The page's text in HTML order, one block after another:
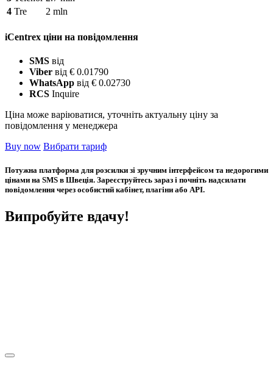
4 Tre 2 mln
iCentrex ціни на повідомлення
SMS від
Viber від € 0.01790
WhatsApp від € 0.02730
RCS Inquire
Ціна може варіюватися, уточніть актуальну ціну за
повідомлення у менеджера
Buy now Вибрати тариф
Потужна платформа для розсилки зі зручним інтерфейсом та недорогими
цінами на SMS в Швеція. Зареєструйтесь зараз і почніть надсилати
повідомлення через особистий кабінет, плагіни або API.
Випробуйте вдачу!